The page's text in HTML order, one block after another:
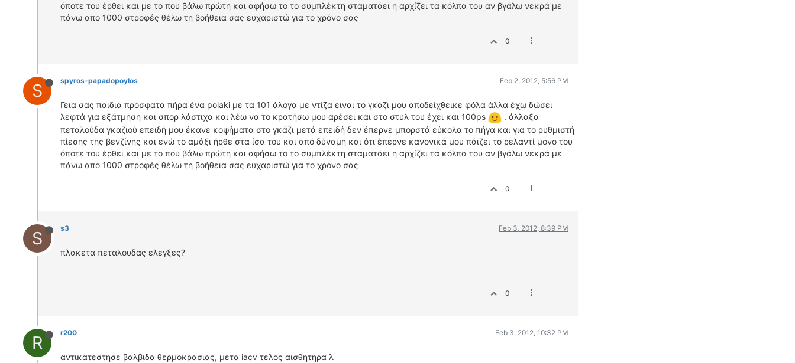
όποτε του έρθει και με το που βάλω πρώτη και αφήσω το το συμπλέκτη σταματάει η αρχίζει τα κόλπα του αν βγάλω νεκρά με
πάνω απο 1000 στροφές θέλω τη βοήθεια σας ευχαριστώ για το χρόνο σας
0
S spyros-papadopoylos Feb 2, 2012, 5:56 PM
Γεια σας παιδιά πρόσφατα πήρα ένα polaki με τα 101 άλογα με ντίζα ειναι το γκάζι μου αποδείχθεικε φόλα άλλα έχω δώσει
λεφτά για εξάτμηση και σπορ λάστιχα και λέω να το κρατήσω μου αρέσει και στο στυλ του έχει και 100ps
. άλλαξα
πεταλούδα γκαζιού επειδή μου έκανε κοψήματα στο γκάζι μετά επειδή δεν έπερνε μπορστά εύκολα το πήγα και για το ρυθμιστή
πίεσης της βενζίνης και ενώ το αμάξι ήρθε στα ίσα του και από δύναμη και ότι έπερνε κανονικά μου πάιζει το ρελαντί μονο του
όποτε του έρθει και με το που βάλω πρώτη και αφήσω το το συμπλέκτη σταματάει η αρχίζει τα κόλπα του αν βγάλω νεκρά με
πάνω απο 1000 στροφές θέλω τη βοήθεια σας ευχαριστώ για το χρόνο σας
0
S s3 Feb 3, 2012, 8:39 PM
πλακετα πεταλουδας ελεγξες?
0
R r200 Feb 3, 2012, 10:32 PM
αντικατεστησε βαλβιδα θερμοκρασιας, μετα iacv τελος αισθητηρα λ
ΕΛΛΗΝΙΚΟΙ ΑΓΩΝΕΣ
ΤΙΜΕΣ
4T CLASSIC
ΜΟΝΤΕΛΑ
ΑΓΟΡΑ
ΕΠΙΚΑΙΡΟΤΗΤΑ